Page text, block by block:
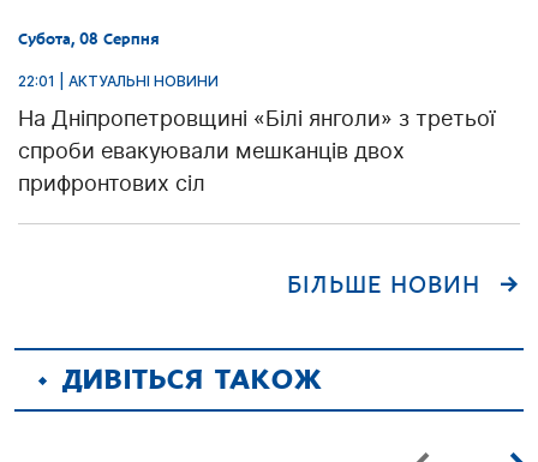
Субота, 08 Серпня
22:01 | АКТУАЛЬНІ НОВИНИ
На Дніпропетровщині «Білі янголи» з третьої
спроби евакуювали мешканців двох
прифронтових сіл
БІЛЬШЕ НОВИН
ДИВІТЬСЯ ТАКОЖ